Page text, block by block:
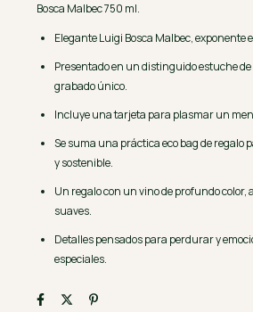
Bosca Malbec 750 ml.
Elegante Luigi Bosca Malbec, exponente
Presentado en un distinguido estuche
grabado único.
Incluye una tarjeta para plasmar un
Se suma una práctica eco bag de regalo
y sostenible.
Un regalo con un vino de profundo
suaves.
Detalles pensados para perdurar y
especiales.